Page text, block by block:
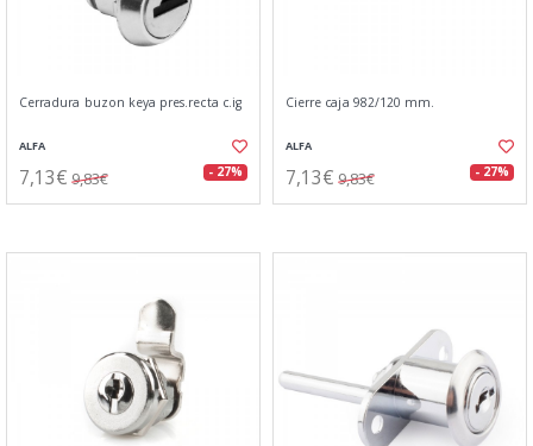
Cerradura buzon keya pres.recta c.ig
ALFA
7,13€ 9,83€ - 27%
Cierre caja 982/120 mm.
ALFA
7,13€ 9,83€ - 27%